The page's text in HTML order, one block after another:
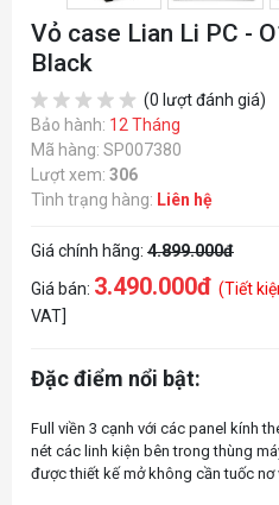
Vỏ case Lian Li PC -
Black
(0 lượt đánh giá)
Bảo hành: 12 Tháng
Mã hàng: SP007380
Lượt xem: 306
Tình trạng hàng: Liên hệ
Giá chính hãng: 4.899.000đ
Giá bán: 3.490.000đ (Tiết
VAT]
Đặc điểm nổi bật:
Full viền 3 cạnh với các panel kính
nét các linh kiện bên trong thùng
được thiết kế mở không cần tuốc nơ